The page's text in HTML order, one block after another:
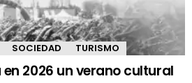
SOCIEDAD TURISMO
2026 un verano cultural